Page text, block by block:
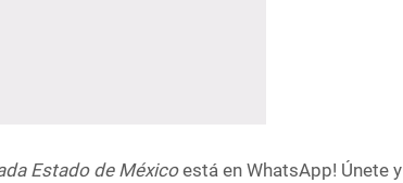
Estado de Méxicoestá en WhatsApp! Únete y